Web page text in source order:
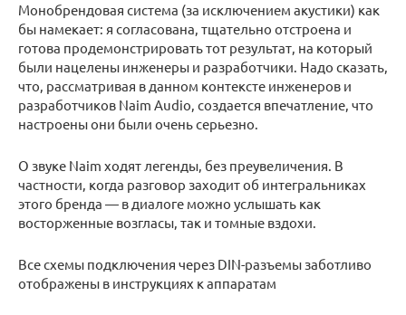
Монобрендовая система (за исключением акустики) как
бы намекает: я согласована, тщательно отстроена и
готова продемонстрировать тот результат, на который
были нацелены инженеры и разработчики. Надо сказать,
что, рассматривая в данном контексте инженеров и
разработчиков Naim Audio, создается впечатление, что
настроены они были очень серьезно.
О звуке Naim ходят легенды, без преувеличения. В
частности, когда разговор заходит об интегральниках
этого бренда — в диалоге можно услышать как
восторженные возгласы, так и томные вздохи.
Все схемы подключения через DIN-разъемы заботливо
отображены в инструкциях к аппаратам